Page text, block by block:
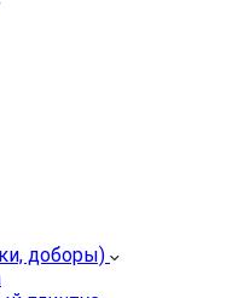
доборы)